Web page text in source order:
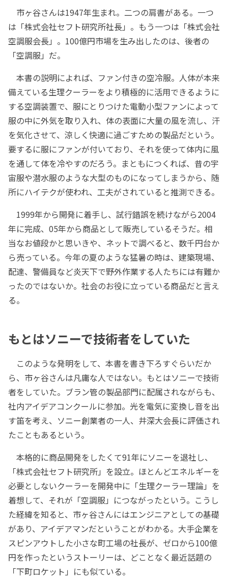
市ヶ谷さんは1947年生まれ。二つの肩書がある。一つ
は「株式会社セフト研究所社長」。もう一つは「株式会社
空調服会長」。100億円市場を生み出したのは、後者の
「空調服」だ。
本書の説明によれば、ファン付きの空冷服。人体が本来
備えている生理クーラーをより積極的に活用できるように
する空調装置で、服にとりつけた電動小型ファンによって
服の中に外気を取り入れ、体の表面に大量の風を流し、汗
を気化させて、涼しく快適に過ごすための製品だという。
要するに服にファンが付いており、それを使って体内に風
を通して体を冷やすのだろう。まともにつくれば、昔の宇
宙服や潜水服のような大型のものになってしまうから、随
所にハイテクが使われ、工夫がされていると推測できる。
1999年から開発に着手し、試行錯誤を続けながら2004
年に完成、05年から商品として販売しているそうだ。相
当なお値段かと思いきや、ネットで調べると、数千円台か
ら売っている。今年の夏のような猛暑の時は、建築現場、
配達、警備員など炎天下で野外作業する人たちには有難か
ったのではないか。社会のお役に立っている商品だと言え
る。
もとはソニーで技術者をしていた
このような発明をして、本書を書き下ろすぐらいだか
ら、市ヶ谷さんは凡庸な人ではない。もとはソニーで技術
者をしていた。ブラン管の製品部門に配属されながらも、
社内アイデアコンクールに参加。光を電気に変換し音を出
す笛を考え、ソニー創業者の一人、井深大会長に評価され
たこともあるという。
本格的に商品開発をしたくて91年にソニーを退社し、
「株式会社セフト研究所」を設立。ほとんどエネルギーを
必要としないクーラーを開発中に「生理クーラー理論」を
着想して、それが「空調服」につながったという。こうし
た経緯を知ると、市ヶ谷さんにはエンジニアとしての基礎
があり、アイデアマンだということがわかる。大手企業を
スピンアウトした小さな町工場の社長が、ゼロから100億
円を作ったというストーリーは、どことなく最近話題の
「下町ロケット」にも似ている。